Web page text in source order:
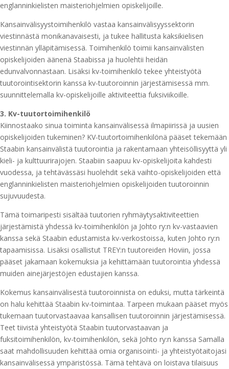
englanninkielisten maisteriohjelmien opiskelijoille.
Kansainvälisyystoimihenkilö vastaa kansainvälisyyssektorin
viestinnästä monikanavaisesti, ja tukee hallitusta kaksikielisen
viestinnän ylläpitämisessä. Toimihenkilö toimii kansainvälisten
opiskelijoiden äänenä Staabissa ja huolehtii heidän
edunvalvonnastaan. Lisäksi kv-toimihenkilö tekee yhteistyötä
tuutorointisektorin kanssa kv-tuutoroinnin järjestämisessä mm.
suunnittelemalla kv-opiskelijoille aktiviteettia fuksiviikoille.
3. Kv-tuutortoimihenkilö
Kiinnostaako sinua toiminta kansainvälisessä ilmapiirissä ja uusien
opiskelijoiden tukeminen? KV-tuutortoimihenkilönä pääset tekemään
Staabin kansainvälistä tuutorointia ja rakentamaan yhteisöllisyyttä yli
kieli- ja kulttuurirajojen. Staabiin saapuu kv-opiskelijoita kahdesti
vuodessa, ja tehtävässäsi huolehdit sekä vaihto-opiskelijoiden että
englanninkielisten maisteriohjelmien opiskelijoiden tuutoroinnin
sujuvuudesta.
Tämä toimaripesti sisältää tuutorien ryhmäytysaktiviteettien
järjestämistä yhdessä kv-toimihenkilön ja Johto ry:n kv-vastaavien
kanssa sekä Staabin edustamista kv-verkostoissa, kuten Johto ry:n
tapaamisissa. Lisäksi osallistut TREY:n tuutoreiden Hoviin, jossa
pääset jakamaan kokemuksia ja kehittämään tuutorointia yhdessä
muiden ainejärjestöjen edustajien kanssa.
Kokemus kansainvälisestä tuutoroinnista on eduksi, mutta tärkeintä
on halu kehittää Staabin kv-toimintaa. Tarpeen mukaan pääset myös
tukemaan tuutorvastaavaa kansallisen tuutoroinnin järjestämisessä.
Teet tiivistä yhteistyötä Staabin tuutorvastaavan ja
fuksitoimihenkilön, kv-toimihenkilön, sekä Johto ry:n kanssa Samalla
saat mahdollisuuden kehittää omia organisointi- ja yhteistyötaitojasi
kansainvälisessä ympäristössä. Tämä tehtävä on loistava tilaisuus